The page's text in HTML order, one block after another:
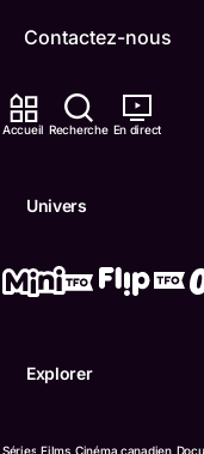
Accueil Recherche En direct
Univers
Explorer
Séries Films Cinéma canadien
Contactez-nous
ONFR
Boukili
Confidentialité
langue française de